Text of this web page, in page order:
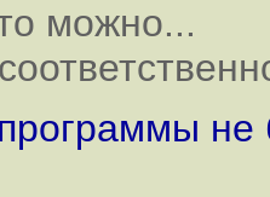
можно...
не